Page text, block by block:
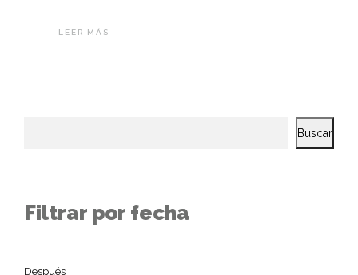
LEER MÁS
Buscar
Filtrar por fecha
Después